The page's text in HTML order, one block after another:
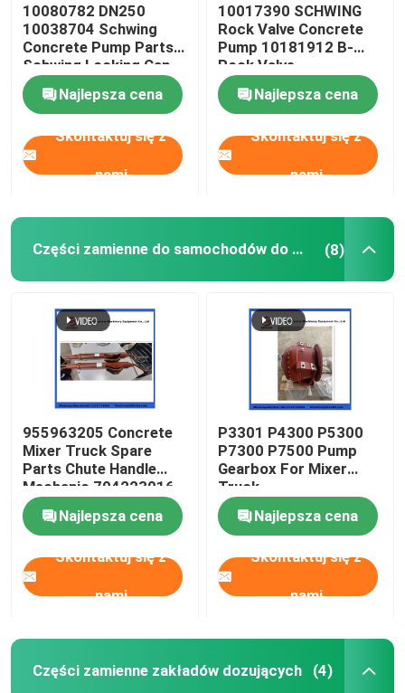
10080782 DN250
10038704 Schwing
Concrete Pump Parts
Schwing Locking Cap
Najlepsza cena
Skontaktuj się z
nami
10017390 SCHWING
Rock Valve Concrete
Pump 10181912 B-
Rock Valve
220/180/10059467
210/180Najlepsza cena
Skontaktuj się z
nami
Części zamienne do samochodów do mieszania betonu (8)
955963205 Concrete
Mixer Truck Spare
Parts Chute Handle
Mechanic 704223016
Najlepsza cena
Skontaktuj się z
nami
P3301 P4300 P5300
P7300 P7500 Pump
Gearbox For Mixer
Truck
Najlepsza cena
Skontaktuj się z
nami
Części zamienne zakładów dozujących (4)